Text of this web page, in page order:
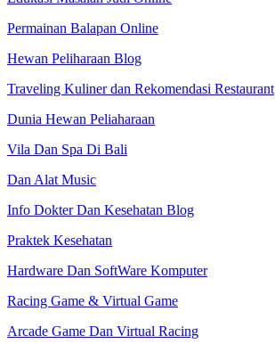
Permainan Balapan Online
Hewan Peliharaan Blog
Traveling Kuliner dan Rekomendasi Restaurant
Dunia Hewan Peliaharaan
Vila Dan Spa Di Bali
Dan Alat Music
Info Dokter Dan Kesehatan Blog
Praktek Kesehatan
Hardware Dan SoftWare Komputer
Racing Game & Virtual Game
Arcade Game Dan Virtual Racing